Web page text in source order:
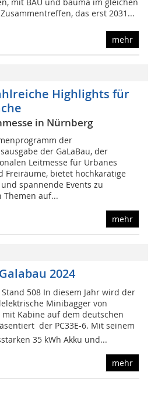
mit BAU und bauma im gleichen
Zusammentreffen, das erst 2031...
mehr
Highlights für
in Nürnberg
der
der GaLaBau, der
Leitmesse für Urbanes
Freiräume, bietet hochkarätige
spannende Events zu
Themen auf...
mehr
2024
Stand 508 In diesem Jahr wird der
Minibagger von
mit Kabine auf dem deutschen
 der PC33E-6. Mit seinem
35 kWh Akku und...
mehr